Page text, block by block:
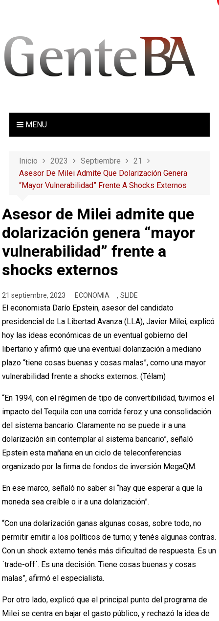
MENU
Inicio 2023 Septiembre
21
Asesor De Milei Admite Que Dolarización Genera
“mayor Vulnerabilidad” Frente A Shocks Externos
Asesor de Milei admite que
dolarización genera “mayor
vulnerabilidad” frente a
shocks externos
21 septiembre, 2023 ECONOMIA ,SLIDE
El economista Darío Epstein, asesor del candidato
presidencial de La Libertad Avanza (LLA), Javier Milei, explicó
hoy las ideas económicas de un eventual gobierno del
libertario y afirmó que una eventual dolarización a mediano
plazo “tiene cosas buenas y cosas malas”, como una mayor
vulnerabilidad frente a shocks externos. (Télam)
“En 1994, con el régimen de tipo de convertibilidad, tuvimos el
impacto del Tequila con una corrida feroz y una consolidación
del sistema bancario. Claramente no se puede ir a una
dolarización sin contemplar al sistema bancario”, señaló
Epstein esta mañana en un ciclo de teleconferencias
organizado por la firma de fondos de inversión MegaQM.
En ese marco, señaló no saber si “hay que esperar a que la
moneda sea creíble o ir a una dolarización”.
“Con una dolarización ganas algunas cosas, sobre todo, no
permitir emitir a los políticos de turno; y tenés algunas contras.
Con un shock externo tenés más dificultad de respuesta. Es un
´trade-off´. Es una decisión. Tiene cosas buenas y cosas
malas”, afirmó el especialista.
Por otro lado, explicó que el principal punto del programa de
Milei se centra en bajar el gasto público, y rechazó la idea de